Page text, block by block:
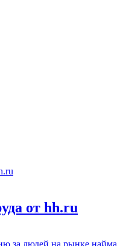
от hh.ru